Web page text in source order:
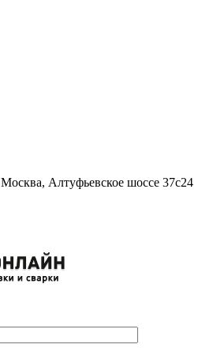
Москва, Алтуфьевское шоссе 37с24